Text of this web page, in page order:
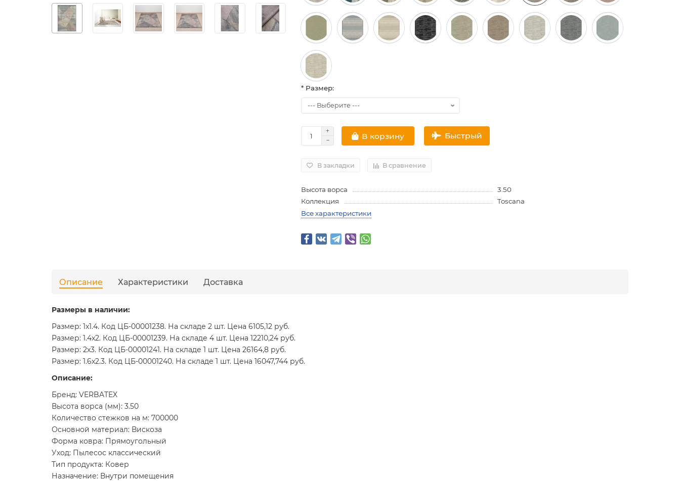
* Размер:
В корзину Быстрый
В закладки В сравнение
Высота ворса
3.50
Коллекция
Toscana
Все характеристики
Описание Характеристики Доставка
Размеры в наличии:
Размер: 1x1.4. Код ЦБ-00001238. На складе 2 шт. Цена 6105,12 руб.
Размер: 1.4x2. Код ЦБ-00001239. На складе 4 шт. Цена 12210,24 руб.
Размер: 2x3. Код ЦБ-00001241. На складе 1 шт. Цена 26164,8 руб.
Размер: 1.6x2.3. Код ЦБ-00001240. На складе 1 шт. Цена 16047,744 руб.
Описание:
Бренд: VERBATEX
Высота ворса (мм): 3.50
Количество стежков на м: 700000
Основной материал: Вискоза
Форма ковра: Прямоугольный
Уход: Пылесос классический
Тип продукта: Ковер
Назначение: Внутри помещения